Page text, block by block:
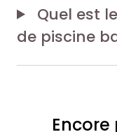
Quel est
de piscine